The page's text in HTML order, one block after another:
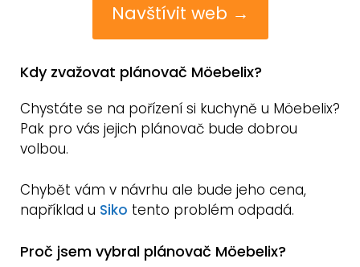
Navštívit web →
Kdy zvažovat plánovač Möebelix?
Chystáte se na pořízení si kuchyně u Möebelix?
Pak pro vás jejich plánovač bude dobrou
volbou.
Chybět vám v návrhu ale bude jeho cena,
například u Siko tento problém odpadá.
Proč jsem vybral plánovač Möebelix?